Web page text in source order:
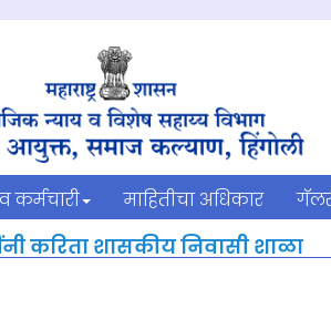
कर्मचारी माहितीचा अधिकार
करिता शासकीय निवासी शाळा